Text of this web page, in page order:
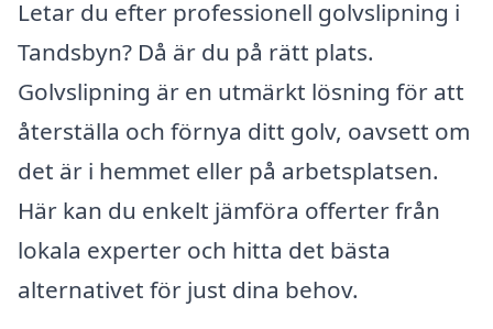
Letar du efter professionell golvslipning i
Tandsbyn? Då är du på rätt plats.
Golvslipning är en utmärkt lösning för att
återställa och förnya ditt golv, oavsett om
det är i hemmet eller på arbetsplatsen.
Här kan du enkelt jämföra offerter från
lokala experter och hitta det bästa
alternativet för just dina behov.